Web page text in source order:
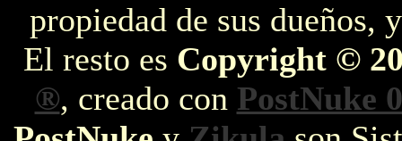
propiedad de sus dueños,
El resto es Copyright ©
®, creado con PostNuke